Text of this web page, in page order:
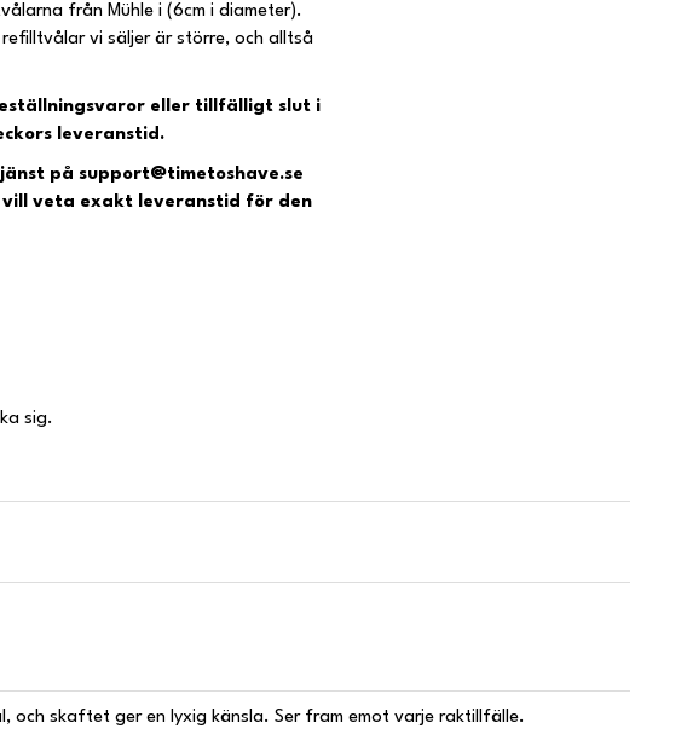
från Mühle i (6cm i diameter).
vi säljer är större, och alltså
eller tillfälligt slut i
leveranstid.
på support@timetoshave.se
veta exakt leveranstid för den
sig.
skaftet ger en lyxig känsla. Ser fram emot varje raktillfälle.